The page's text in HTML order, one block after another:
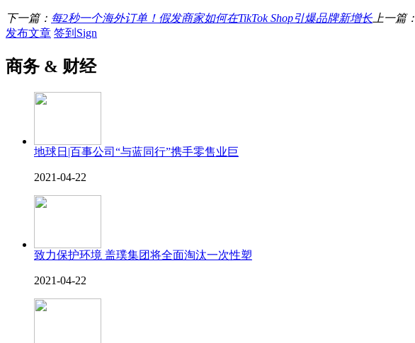
下一篇： 每2秒一个海外订单！假发商家如何在TikTok Shop引爆品牌新增长上一篇：
发布文章 签到Sign
商务 & 财经
地球日|百事公司“与蓝同行”携手零售业巨
2021-04-22
致力保护环境 盖璞集团将全面淘汰一次性塑
2021-04-22